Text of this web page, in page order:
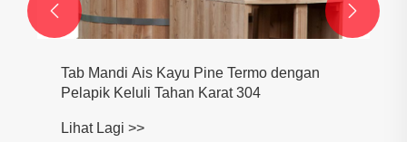
Tab Mandi Ais Kayu Pine Termo dengan
Pelapik Keluli Tahan Karat 304
Lihat Lagi >>
 